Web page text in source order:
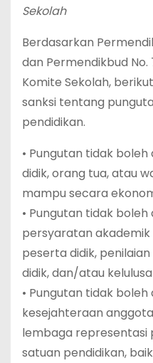
Sekolah
Berdasarkan
dan Permendikbud
Komite Sekolah,
sanksi tentang
pendidikan.
• Pungutan tidak
didik, orang tua, atau
mampu secara
• Pungutan tidak
persyaratan
peserta didik,
didik, dan/atau
• Pungutan tidak
kesejahteraan
lembaga representasi
satuan pendidikan,